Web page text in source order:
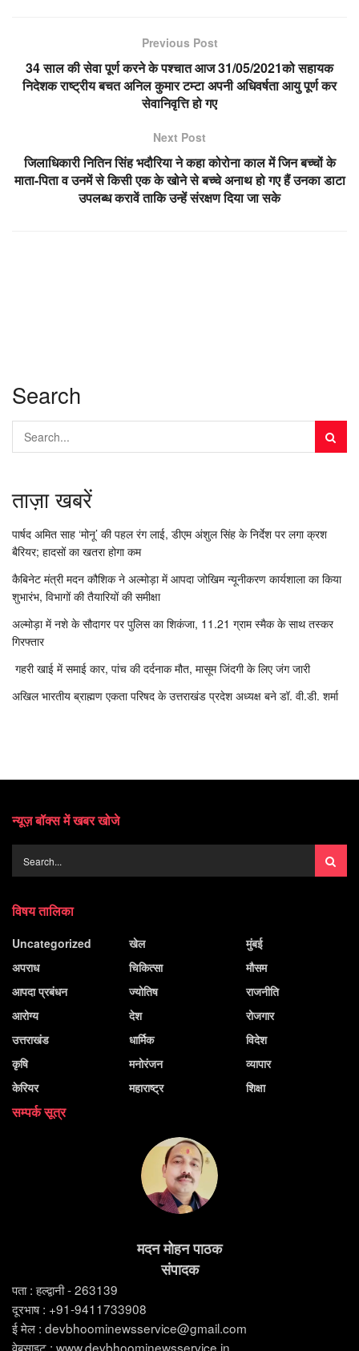
Previous Post
34 साल की सेवा पूर्ण करने के पश्चात आज 31/05/2021को सहायक
निदेशक राष्ट्रीय बचत अनिल कुमार टम्टा अपनी अधिवर्षता आयु पूर्ण कर
सेवानिवृत्ति हो गए
Next Post
जिलाधिकारी नितिन सिंह भदौरिया ने कहा कोरोना काल में जिन बच्चों के
माता-पिता व उनमें से किसी एक के खोने से बच्चे अनाथ हो गए हैं उनका डाटा
उपलब्ध करावें ताकि उन्हें संरक्षण दिया जा सके
Search
ताज़ा खबरें
पार्षद अमित साह ‘मोनू’ की पहल रंग लाई, डीएम अंशुल सिंह के निर्देश पर लगा क्रश
बैरियर; हादसों का खतरा होगा कम
कैबिनेट मंत्री मदन कौशिक ने अल्मोड़ा में आपदा जोखिम न्यूनीकरण कार्यशाला का किया
शुभारंभ, विभागों की तैयारियों की समीक्षा
अल्मोड़ा में नशे के सौदागर पर पुलिस का शिकंजा, 11.21 ग्राम स्मैक के साथ तस्कर
गिरफ्तार
गहरी खाई में समाई कार, पांच की दर्दनाक मौत, मासूम जिंदगी के लिए जंग जारी
अखिल भारतीय ब्राह्मण एकता परिषद के उत्तराखंड प्रदेश अध्यक्ष बने डॉ. वी.डी. शर्मा
न्यूज़ बॉक्स में खबर खोजे
विषय तालिका
Uncategorized
अपराध
आपदा प्रबंधन
आरोग्य
उत्तराखंड
कृषि
केरियर
खेल
चिकित्सा
ज्योतिष
देश
धार्मिक
मनोरंजन
महाराष्ट्र
मुंबई
मौसम
राजनीति
रोजगार
विदेश
व्यापार
शिक्षा
सम्पर्क सूत्र
मदन मोहन पाठक
संपादक
पता : हल्द्वानी - 263139
दूरभाष : +91-9411733908
ई मेल : devbhoominewsservice@gmail.com
वेबसाइट : www.devbhoominewsservice.in